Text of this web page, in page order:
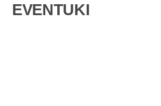
EVENTUKI